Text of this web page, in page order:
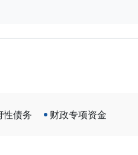
性债务 财政专项资金